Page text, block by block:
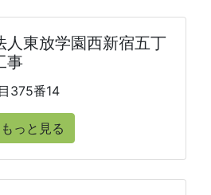
人東放学園西新宿五丁
事
375番14
もっと見る